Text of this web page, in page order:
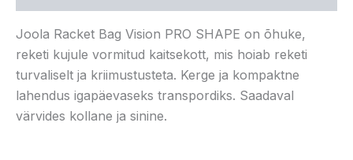
Joola Racket Bag Vision PRO SHAPE on õhuke,
reketi kujule vormitud kaitsekott, mis hoiab reketi
turvaliselt ja kriimustusteta. Kerge ja kompaktne
lahendus igapäevaseks transpordiks. Saadaval
värvides kollane ja sinine.